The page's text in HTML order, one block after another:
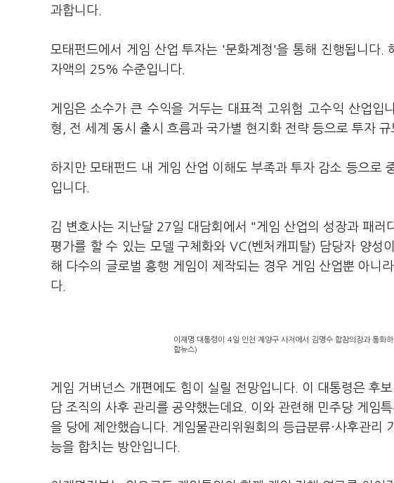
과합니다.
모태펀드에서 게임 산업 투자는 '문화계정'을 통해 진행됩니다
자액의 25% 수준입니다.
게임은 소수가 큰 수익을 거두는 대표적 고위험 고수익 산업입
형, 전 세계 동시 출시 흐름과 국가별 현지화 전략 등으로 투자 규
하지만 모태펀드 내 게임 산업 이해도 부족과 투자 감소 등으로
입니다.
김 변호사는 지난달 27일 대담회에서 "게임 산업의 성장과 패러
평가를 할 수 있는 모델 구체화와 VC(벤처캐피탈) 담당자 양성
해 다수의 글로벌 흥행 게임이 제작되는 경우 게임 산업뿐 아니
다.
이재명 대통령이 4일 인천 계양구 사저에서 김명수 합참의장과 통화
합뉴스)
게임 거버넌스 개편에도 힘이 실릴 전망입니다. 이 대통령은 후
담 조직의 사후 관리를 공약했는데요. 이와 관련해 민주당 게임
을 당에 제안했습니다. 게임물관리위원회의 등급분류·사후관리
능을 합치는 방안입니다.